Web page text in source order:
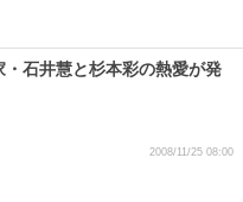
・石井慧と杉本彩の熱愛が発
2008/11/25 08:00